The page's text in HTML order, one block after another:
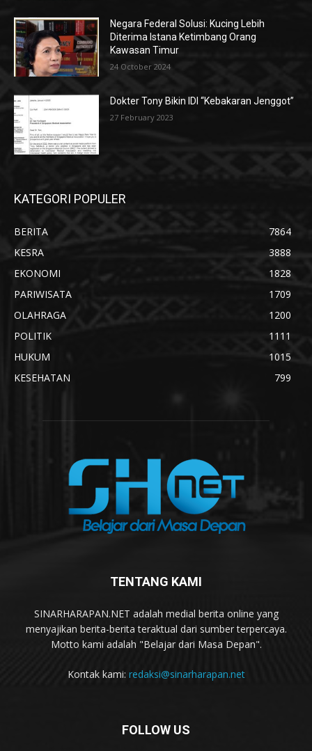
Negara Federal Solusi: Kucing Lebih
Diterima Istana Ketimbang Orang
Kawasan Timur
24 October 2024
Dokter Tony Bikin IDI “Kebakaran Jenggot”
27 February 2023
KATEGORI POPULER
BERITA
7864
KESRA
3888
EKONOMI
1828
PARIWISATA
1709
OLAHRAGA
1200
POLITIK
1111
HUKUM
1015
KESEHATAN
799
TENTANG KAMI
SINARHARAPAN.NET adalah medial berita online yang
menyajikan berita-berita teraktual dari sumber terpercaya.
Motto kami adalah "Belajar dari Masa Depan".
Kontak kami: redaksi@sinarharapan.net
FOLLOW US